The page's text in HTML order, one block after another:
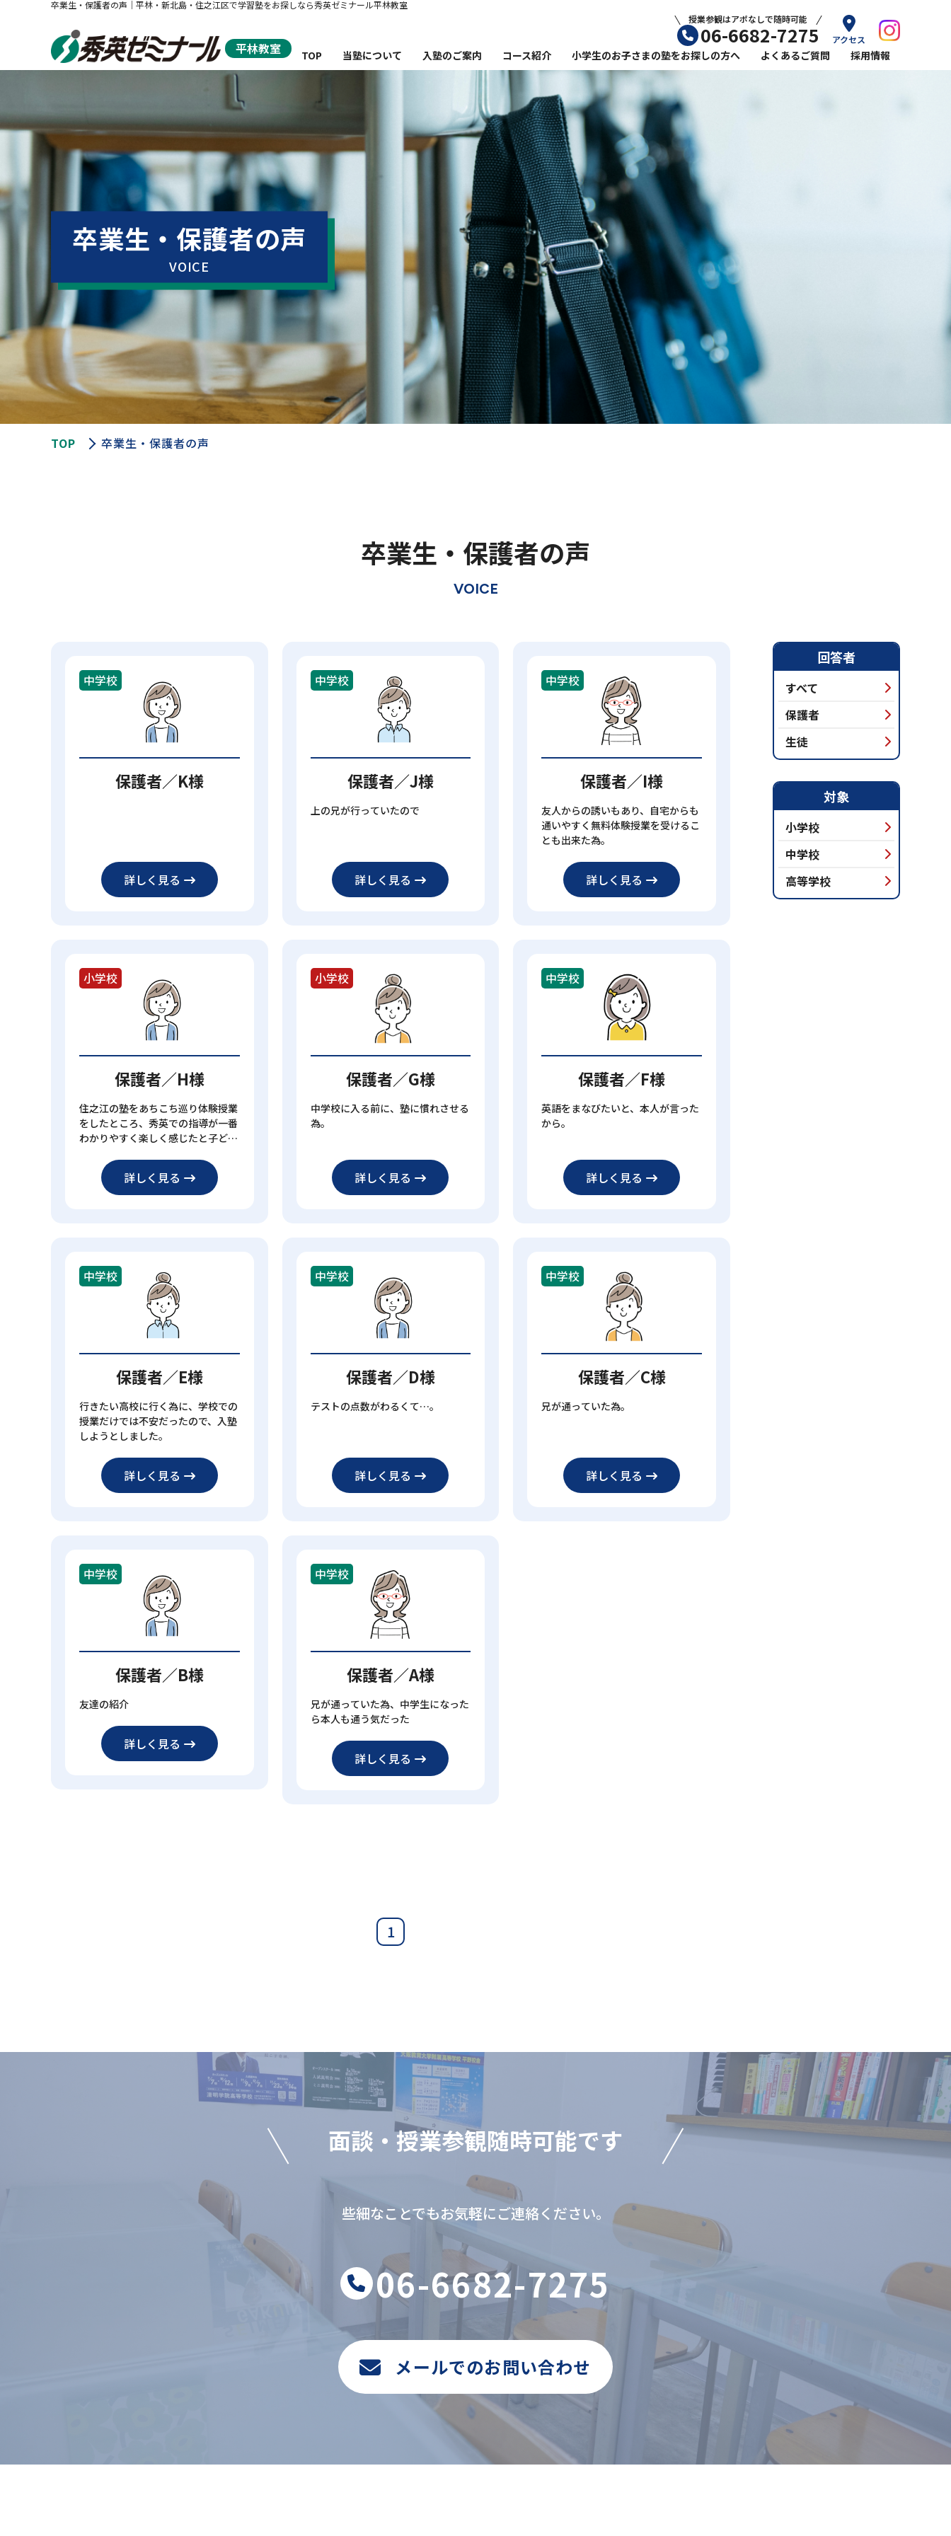
卒業生・保護者の声｜平林・新北島・住之江区で学習塾をお探しなら秀英ゼミナール平林教室
平林教室
授業参観はアポなしで随時可能
06-6682-7275 アクセス
TOP
当塾について
秀英ゼミナール平林教室の特徴
入塾のご案内
コース紹介
コース紹介・時間割・料金
小学生のお子さまの塾をお探しの方へ
秀英ゼミナール平林教室の小学生コース
秀英ゼミナール平林教室の英語指導
小学生から英語力をのばすなら塾選びが重要
小学生から塾に通うメリット
小学生の失敗しない学習塾の選び方
塾通いを始めるおすすめの時期
よくあるご質問 採用情報
卒業生・保護者の声
VOICE
TOP 卒業生・保護者の声
卒業生・保護者の声
VOICE
中学校
保護者／K様
詳しく見る
中学校
保護者／J様
上の兄が行っていたので
詳しく見る
中学校
保護者／I様
友人からの誘いもあり、自宅からも
通いやすく無料体験授業を受けるこ
とも出来た為。
詳しく見る
小学校
保護者／H様
住之江の塾をあちこち巡り体験授業
をしたところ、秀英での指導が一番
わかりやすく楽しく感じたと子ども
詳しく見る
小学校
保護者／G様
中学校に入る前に、塾に慣れさせる
為。
詳しく見る
中学校
保護者／F様
英語をまなびたいと、本人が言った
から。
詳しく見る
中学校
保護者／E様
行きたい高校に行く為に、学校での
授業だけでは不安だったので、入塾
しようとしました。
詳しく見る
中学校
保護者／D様
テストの点数がわるくて…。
詳しく見る
中学校
保護者／C様
兄が通っていた為。
詳しく見る
中学校
保護者／B様
友達の紹介
詳しく見る
中学校
保護者／A様
兄が通っていた為、中学生になった
ら本人も通う気だった
詳しく見る
回答者
すべて
保護者
生徒
対象
小学校
中学校
高等学校
1
⾯談‧授業参観随時可能です
些細なことでもお気軽にご連絡ください。
06-6682-7275
メールでのお問い合わせ